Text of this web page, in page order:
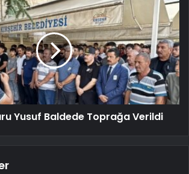
Yusuf Baldede Toprağa Verildi